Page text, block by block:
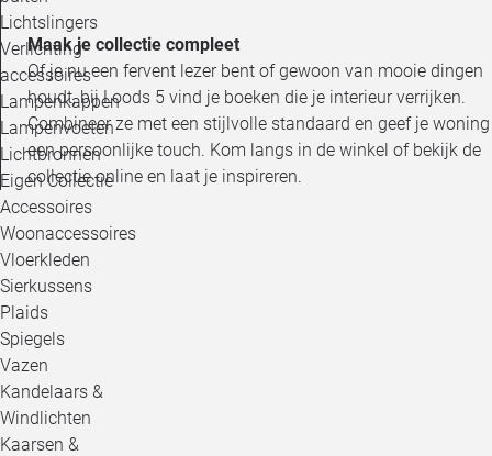
Lichtslingers
Verlichting
accessoires
Lampenkappen
Lampenvoeten
Lichtbronnen
Eigen Collectie
Accessoires
Woonaccessoires
Vloerkleden
Sierkussens
Plaids
Spiegels
Vazen
Kandelaars &
Windlichten
Kaarsen &
Maak je collectie compleet
Of je nu een fervent lezer bent of gewoon van mooie dingen
houdt, bij Loods 5 vind je boeken die je interieur verrijken.
Combineer ze met een stijlvolle standaard en geef je woning
een persoonlijke touch. Kom langs in de winkel of bekijk de
collectie online en laat je inspireren.